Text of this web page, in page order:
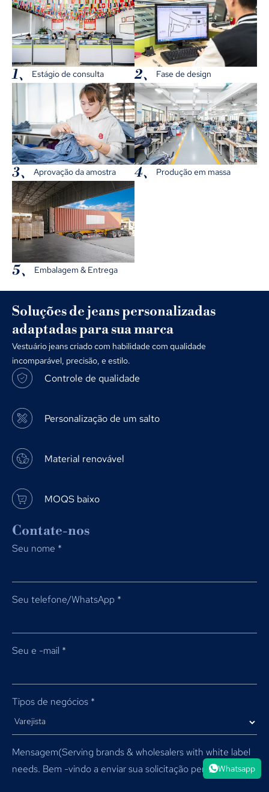
1、 Estágio de consulta 2、 Fase de design
3、 Aprovação da amostra 4、 Produção em massa
5、 Embalagem & Entrega
Soluções de jeans personalizadas
adaptadas para sua marca
Vestuário jeans criado com habilidade com qualidade
incomparável, precisão, e estilo.
Controle de qualidade
Personalização de um salto
Material renovável
MOQS baixo
Contate-nos
Seu nome *
Seu telefone/WhatsApp *
Seu e -mail *
Tipos de negócios *
Mensagem(Serving brands & wholesalers with white label
needs. Bem -vindo a enviar sua solicitação personalizada.*
Whatsapp